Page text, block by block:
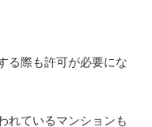
る際も許可が必要にな
れているマンションも